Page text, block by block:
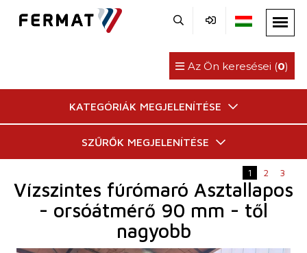
Az Ön keresései (0)
KATEGÓRIÁK MEGJELENÍTÉSE
SZŰRŐK MEGJELENÍTÉSE
1 2 3
Vízszintes fúrómaró Asztallapos
- orsóátmérő 90 mm - től
nagyobb